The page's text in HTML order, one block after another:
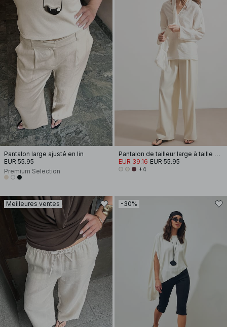
Pantalon large ajusté en lin
EUR 55.95
Premium Selection
Pantalon de tailleur large à taille haute
EUR 39.16 EUR 55.95
+4
Meilleures ventes -30%